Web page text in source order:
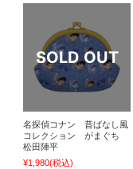
名探偵コナン 昔ばなし風
コレクション がまぐち
松田陣平
¥1,980(税込)